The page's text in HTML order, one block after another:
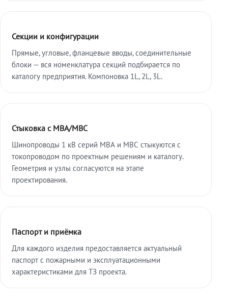
Секции и конфигурации
Прямые, угловые, фланцевые вводы, соединительные
блоки — вся номенклатура секций подбирается по
каталогу предприятия. Компоновка 1L, 2L, 3L.
Стыковка с МВА/МВС
Шинопроводы 1 кВ серий МВА и МВС стыкуются с
токопроводом по проектным решениям и каталогу.
Геометрия и узлы согласуются на этапе
проектирования.
Паспорт и приёмка
Для каждого изделия предоставляется актуальный
паспорт с пожарными и эксплуатационными
характеристиками для ТЗ проекта.